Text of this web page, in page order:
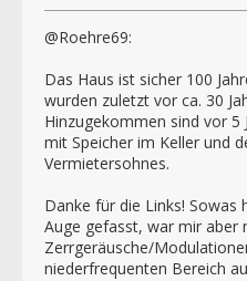
@Roehre69:
Das Haus ist sicher 100
wurden zuletzt vor ca. 30
Hinzugekommen sind vor 5
mit Speicher im Keller und
Vermietersohnes.
Danke für die Links! Sowas
Auge gefasst, war mir aber
Zerrgeräusche/
niederfrequenten Bereich